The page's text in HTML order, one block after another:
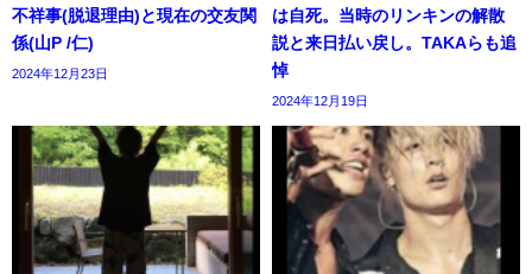
不祥事(脱退理由)と現在の交友関
係(山P /仁)
2024年12月23日
は自死。当時のリンキンの解散
説と来日払い戻し。TAKAらも追
悼
2024年12月19日